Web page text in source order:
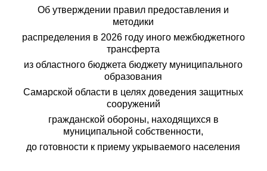
Об утверждении правил предоставления и
методики
распределения в 2026 году иного межбюджетного
трансферта
из областного бюджета бюджету муниципального
образования
Самарской области в целях доведения защитных
сооружений
гражданской обороны, находящихся в
муниципальной собственности,
до готовности к приему укрываемого населения